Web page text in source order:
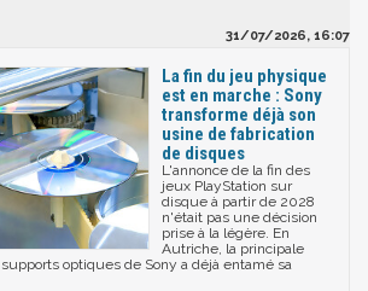
31/07/2026, 16:07
La fin du jeu physique
est en marche : Sony
transforme déjà son
usine de fabrication
de disques
L'annonce de la fin des
jeux PlayStation sur
disque à partir de 2028
n'était pas une décision
prise à la légère. En
Autriche, la principale
optiques de Sony a déjà entamé sa